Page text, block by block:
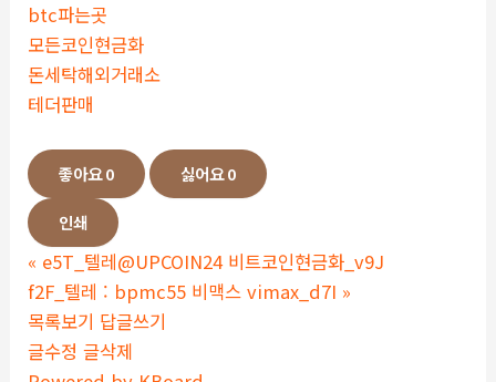
btc파는곳
모든코인현금화
돈세탁해외거래소
테더판매
좋아요0 싫어요0
인쇄
« e5T_텔레@UPCOIN24 비트코인현금화_v9J
f2F_텔레 : bpmc55 비맥스 vimax_d7I »
목록보기 답글쓰기
글수정 글삭제